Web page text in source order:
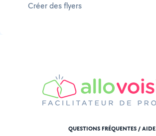
Créer des flyers
QUESTIONS FRÉQUENTES / AIDE